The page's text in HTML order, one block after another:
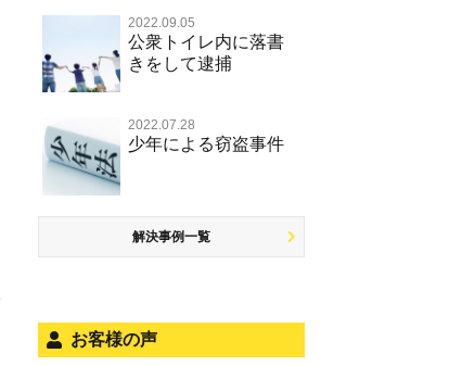
事件のことを秘密にしたい
被害届・告訴・告発されたら
自首・出頭したい
公務執行妨害罪
殺人
暴行・傷害
略取・誘拐・人身売買
交等罪
不同意わいせつ（旧 強制わいせ
つ，準強制わいせつ）
公然わいせつ罪，わいせつ物頒布
等罪，淫行勧誘罪
児童ポルノ リベンジポルノ
電子計算機使用詐欺等）
強盗罪
知的財産と刑事事件
恐喝
覚せい剤
危険ドラッグ
大麻
麻薬及び向精神薬
交通違反・交通事故 TOP
交通事故 交通違反と刑事事件
人身事故・死亡事故
無免許運転
その他 TOP
児童虐待・保護責任者遺棄
住居侵入等
銃刀法違反
不正競争防止法
裁判員裁判
司法取引・刑事免責
少年事件の手続と特色
少年事件の処分
被害者対応
被害届・告訴・告発の不安や悩み
員逮捕，予防法務等）
2022.09.05
公衆トイレ内に落書
きをして逮捕
2022.07.28
少年による窃盗事件
解決事例一覧
お客様の声